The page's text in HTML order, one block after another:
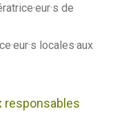
de
locales·aux
responsables